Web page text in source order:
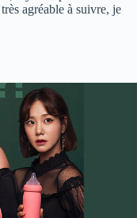
agréable à suivre, je